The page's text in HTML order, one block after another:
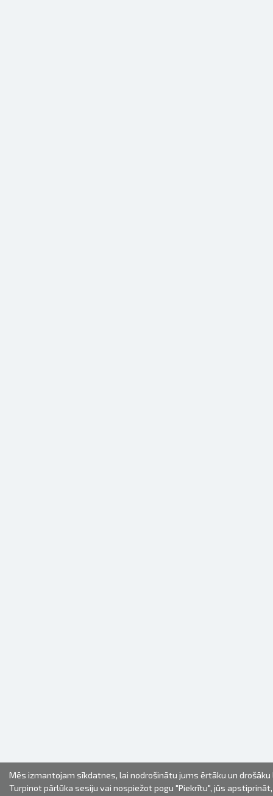
Mēs izmantojam sīkdatnes, lai nodrošinātu jums ērtāku un
Turpinot pārlūka sesiju vai nospiežot pogu "Piekrītu", jūs